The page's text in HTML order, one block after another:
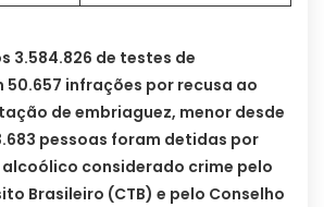
3.584.826 de testes de
infrações por recusa ao
de embriaguez, menor desde
pessoas foram detidas por
considerado crime pelo
Brasileiro (CTB) e pelo Conselho